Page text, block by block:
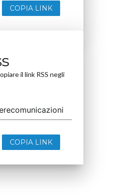
COPIA LINK
il link RSS negli
COPIA LINK